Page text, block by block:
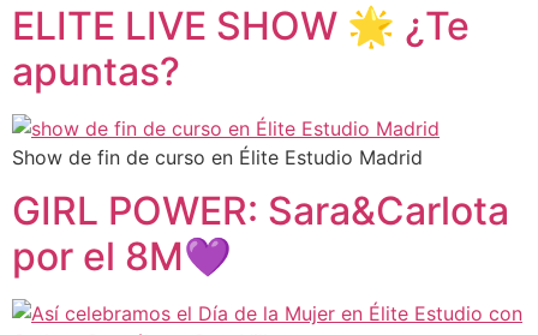
ELITE LIVE SHOW 🌟 ¿Te
apuntas?
Show de fin de curso en Élite Estudio Madrid
GIRL POWER: Sara&Carlota
por el 8M💜